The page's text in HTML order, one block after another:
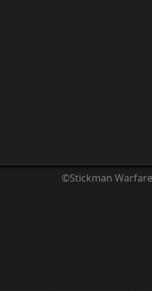
©Stickman Warfare